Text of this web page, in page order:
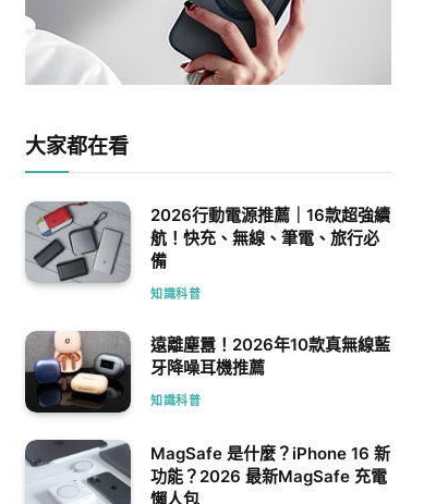
大家都在看
2026行動電源推薦｜16款超強續
航！快充、無線、筆電、旅行必
備
知識科普
遠離塵囂！2026年10款真無線藍
牙降噪耳機推薦
知識科普
MagSafe 是什麼？iPhone 16 新
功能？2026 最新MagSafe 充電
懶人包